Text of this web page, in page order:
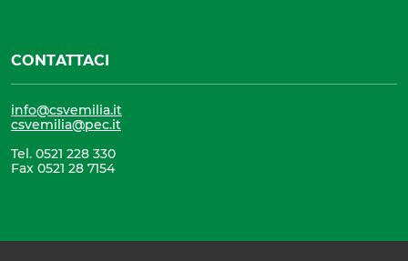
CONTATTACI
info@csvemilia.it
csvemilia@pec.it
Tel. 0521 228 330
Fax 0521 28 7154